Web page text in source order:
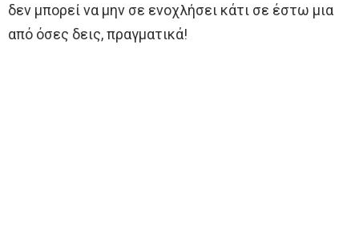
δεν μπορεί να μην σε ενοχλήσει κάτι σε έστω μια
από όσες δεις, πραγματικά!